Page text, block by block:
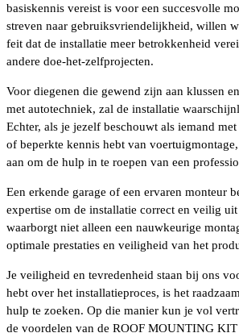
basiskennis vereist is voor een succesvolle
streven naar gebruiksvriendelijkheid, willen
feit dat de installatie meer betrokkenheid
andere doe-het-zelfprojecten.
Voor diegenen die gewend zijn aan klussen
met autotechniek, zal de installatie
Echter, als je jezelf beschouwt als iemand
of beperkte kennis hebt van
aan om de hulp in te roepen van een
Een erkende garage of een ervaren monteur
expertise om de installatie correct en veilig
waarborgt niet alleen een nauwkeurige
optimale prestaties en veiligheid van het
Je veiligheid en tevredenheid staan bij ons
hebt over het installatieproces, is het
hulp te zoeken. Op die manier kun je vol
de voordelen van de ROOF MOUNTING KIT